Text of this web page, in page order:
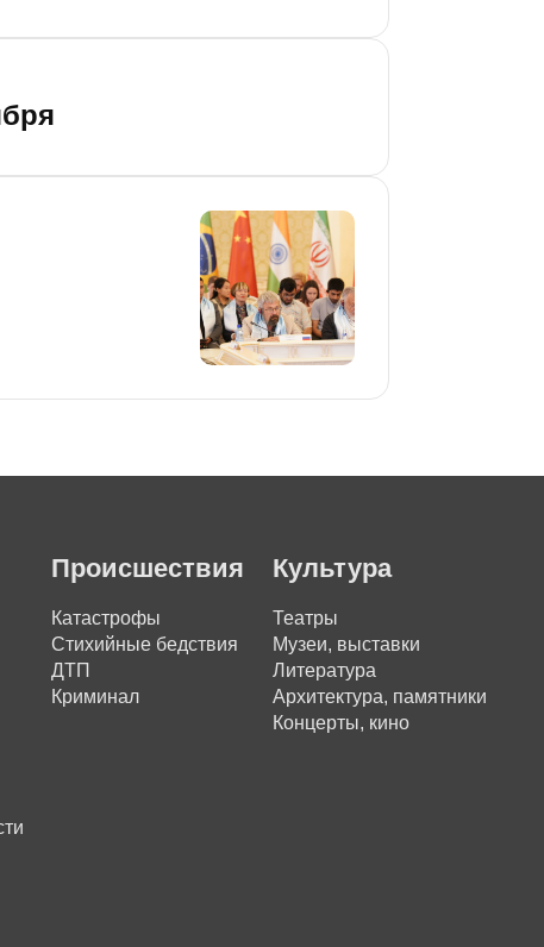
Происшествия
Катастрофы
Стихийные бедствия
ДТП
Криминал
Культура
Театры
Музеи, выставки
Литература
Архитектура, памятники
Концерты, кино